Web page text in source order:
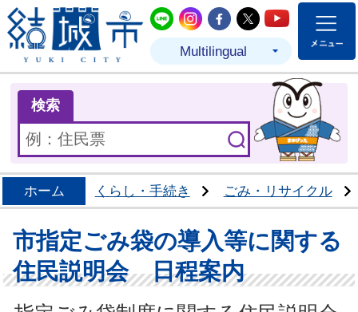
結城市公式LINE
結城市公式Instagram
結城市公式
結城市公式
結城市
Multilingual
検索
ホーム くらし・手続き ごみ・リサイクル
市指定ごみ袋の導入等に関する
住民説明会 日程案内